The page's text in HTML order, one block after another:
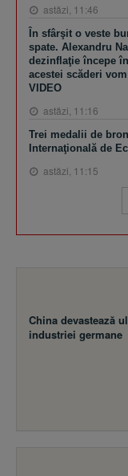
astăzi, 11:46
În sfârşit o veste
spate. Alexandru
dezinflaţie începe
acestei scăderi
VIDEO
astăzi, 11:16
Trei medalii de
Internaţională de
astăzi, 11:15
China devastează
industriei germane